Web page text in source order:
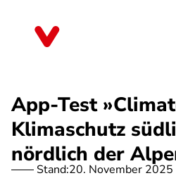
App-Test
Klimaschutz
nördlich der
Stand:20. November 2025